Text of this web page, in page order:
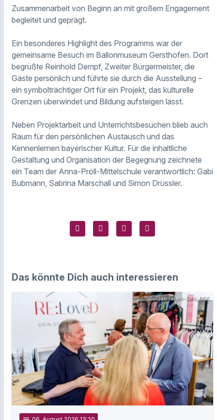
Zusammenarbeit von Beginn an mit großem Engagement
begleitet und geprägt.
Ein besonderes Highlight des Programms war der
gemeinsame Besuch im Ballonmuseum Gersthofen. Dort
begrüßte Reinhold Dempf, Zweiter Bürgermeister, die
Gäste persönlich und führte sie durch die Ausstellung –
ein symbolträchtiger Ort für ein Projekt, das kulturelle
Grenzen überwindet und Bildung aufsteigen lässt.
Neben Projektarbeit und Unterrichtsbesuchen blieb auch
Raum für den persönlichen Austausch und das
Kennenlernen bayerischer Kultur. Für die inhaltliche
Gestaltung und Organisation der Begegnung zeichnete
ein Team der Anna-Pröll-Mittelschule verantwortlich: Gabi
Bubmann, Sabrina Marschall und Simon Drüssler.
Das könnte Dich auch interessieren
Sohrab Taheri-Sohi, BRK